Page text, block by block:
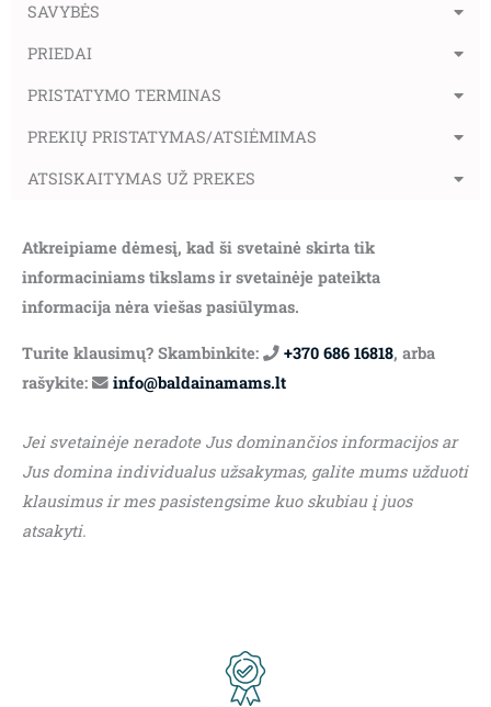
SAVYBĖS
PRIEDAI
PRISTATYMO TERMINAS
PREKIŲ PRISTATYMAS/ATSIĖMIMAS
ATSISKAITYMAS UŽ PREKES
Atkreipiame dėmesį, kad ši svetainė skirta tik
informaciniams tikslams ir svetainėje pateikta
informacija nėra viešas pasiūlymas.
Turite klausimų? Skambinkite: +370 686 16818, arba
rašykite:
info@baldainamams.lt
Jei svetainėje neradote Jus dominančios informacijos ar
Jus domina individualus užsakymas, galite mums užduoti
klausimus ir mes pasistengsime kuo skubiau į juos
atsakyti.